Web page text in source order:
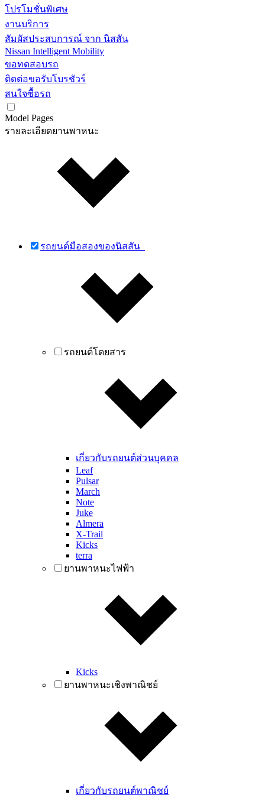
โปรโมชั่นพิเศษ
งานบริการ
สัมผัสประสบการณ์ จาก นิสสัน
Nissan Intelligent Mobility
ขอทดสอบรถ
ติดต่อขอรับโบรชัวร์
สนใจซื้อรถ
Model Pages
รายละเอียดยานพาหนะ
รถยนต์มือสองของนิสสัน
รถยนต์โดยสาร
เกี่ยวกับรถยนต์ส่วนบุคคล
Leaf
Pulsar
March
Note
Juke
Almera
X-Trail
Kicks
terra
ยานพาหนะไฟฟ้า
Kicks
ยานพาหนะเชิงพาณิชย์
เกี่ยวกับรถยนต์พาณิชย์